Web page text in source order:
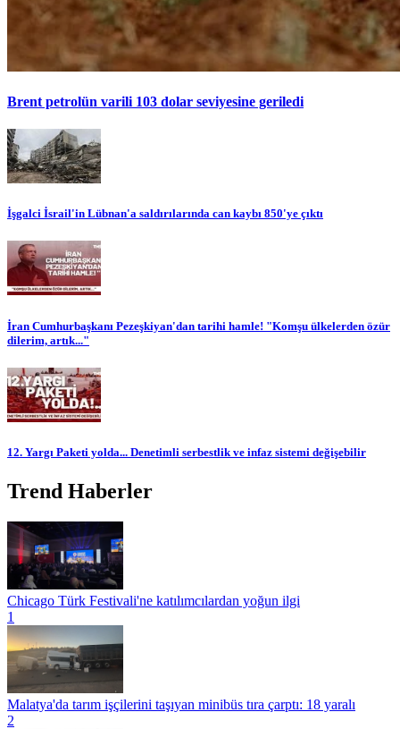
Brent petrolün varili 103 dolar seviyesine geriledi
İşgalci İsrail'in Lübnan'a saldırılarında can kaybı 850'ye çıktı
İran Cumhurbaşkanı Pezeşkiyan'dan tarihi hamle! "Komşu ülkelerden özür
dilerim, artık..."
12. Yargı Paketi yolda... Denetimli serbestlik ve infaz sistemi değişebilir
Trend Haberler
Chicago Türk Festivali'ne katılımcılardan yoğun ilgi
1
Malatya'da tarım işçilerini taşıyan minibüs tıra çarptı: 18 yaralı
2